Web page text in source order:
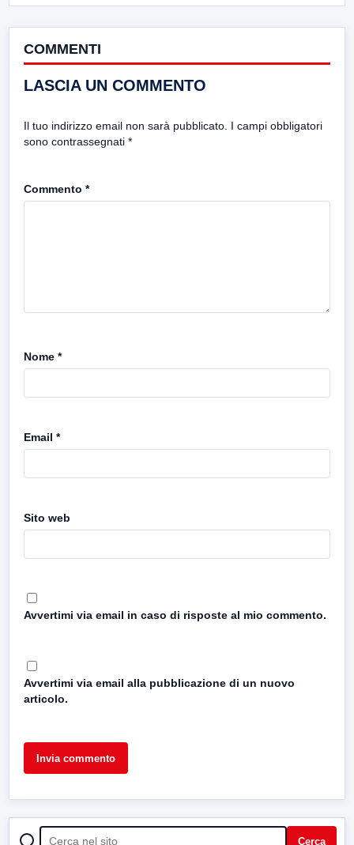
COMMENTI
LASCIA UN COMMENTO
Il tuo indirizzo email non sarà pubblicato. I campi obbligatori
sono contrassegnati *
Commento *
Nome *
Email *
Sito web
Avvertimi via email in caso di risposte al mio commento.
Avvertimi via email alla pubblicazione di un nuovo
articolo.
CERCA Cerca